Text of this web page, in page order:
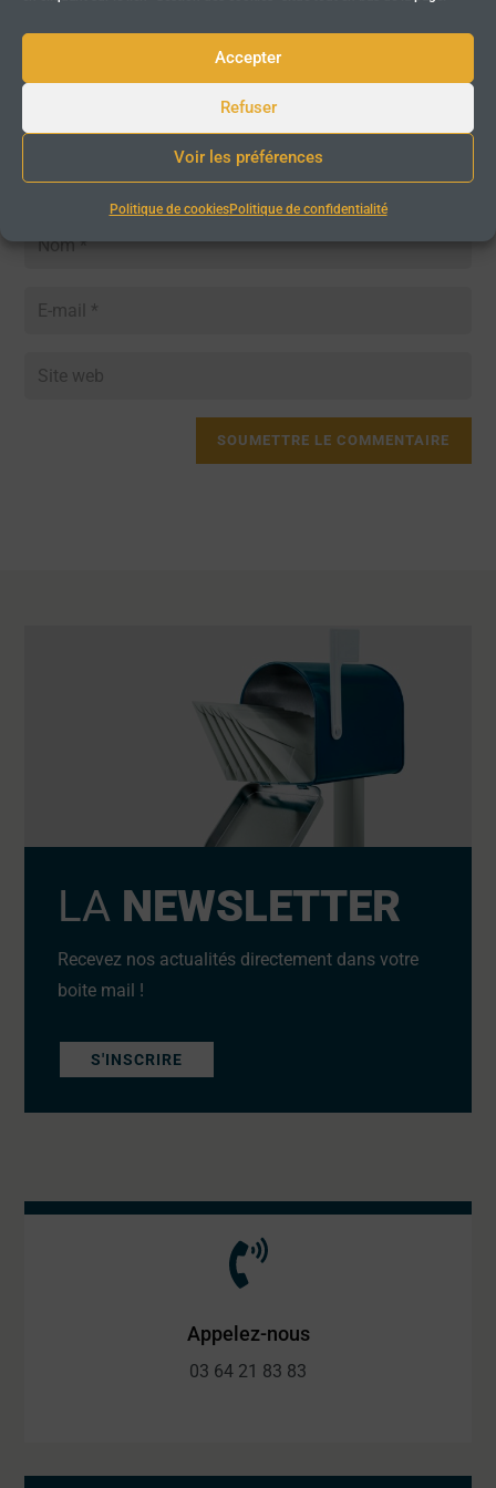
Accepter
Refuser
Voir les préférences
Politique de cookiesPolitique de confidentialité
SOUMETTRE LE COMMENTAIRE
LA NEWSLETTER
Recevez nos actualités directement dans votre
boite mail !
S'INSCRIRE
Appelez-nous
03 64 21 83 83